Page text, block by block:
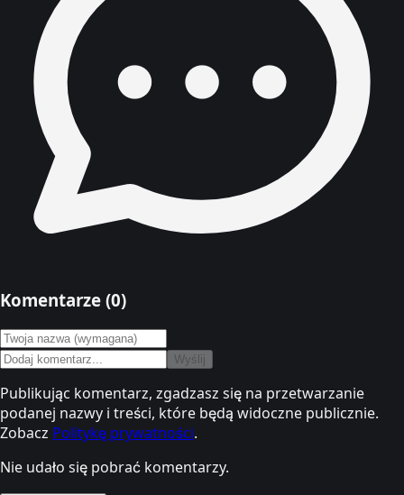
Komentarze (0)
Wyślij
Publikując komentarz, zgadzasz się na przetwarzanie
podanej nazwy i treści, które będą widoczne publicznie.
Zobacz Politykę prywatności.
Nie udało się pobrać komentarzy.